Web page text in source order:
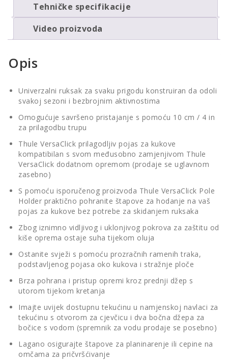
Tehničke specifikacije
Video proizvoda
Opis
Univerzalni ruksak za svaku prigodu konstruiran da odoli
svakoj sezoni i bezbrojnim aktivnostima
Omogućuje savršeno pristajanje s pomoću 10 cm / 4 in
za prilagodbu trupu
Thule VersaClick prilagodljiv pojas za kukove
kompatibilan s svom međusobno zamjenjivom Thule
VersaClick dodatnom opremom (prodaje se uglavnom
zasebno)
S pomoću isporučenog proizvoda Thule VersaClick Pole
Holder praktično pohranite štapove za hodanje na vaš
pojas za kukove bez potrebe za skidanjem ruksaka
Zbog iznimno vidljivog i uklonjivog pokrova za zaštitu od
kiše oprema ostaje suha tijekom oluja
Ostanite svježi s pomoću prozračnih ramenih traka,
podstavljenog pojasa oko kukova i stražnje ploče
Brza pohrana i pristup opremi kroz prednji džep s
utorom tijekom kretanja
Imajte uvijek dostupnu tekućinu u namjenskoj navlaci za
tekućinu s otvorom za cjevčicu i dva bočna džepa za
bočice s vodom (spremnik za vodu prodaje se posebno)
Lagano osigurajte štapove za planinarenje ili cepine na
omčama za pričvršćivanje